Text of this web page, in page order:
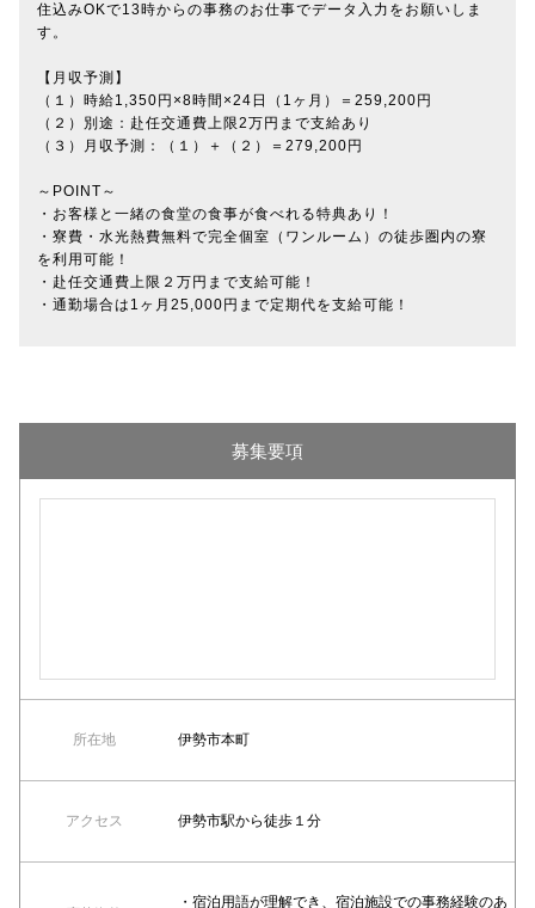
住込みOKで13時からの事務のお仕事でデータ入力をお願いしま
す。
【月収予測】
（１）時給1,350円×8時間×24日（1ヶ月）＝259,200円
（２）別途：赴任交通費上限2万円まで支給あり
（３）月収予測：（１）＋（２）＝279,200円
～POINT～
・お客様と一緒の食堂の食事が食べれる特典あり！
・寮費・水光熱費無料で完全個室（ワンルーム）の徒歩圏内の寮
を利用可能！
・赴任交通費上限２万円まで支給可能！
・通勤場合は1ヶ月25,000円まで定期代を支給可能！
募集要項
所在地 伊勢市本町
アクセス 伊勢市駅から徒歩１分
・宿泊用語が理解でき、宿泊施設での事務経験のあ